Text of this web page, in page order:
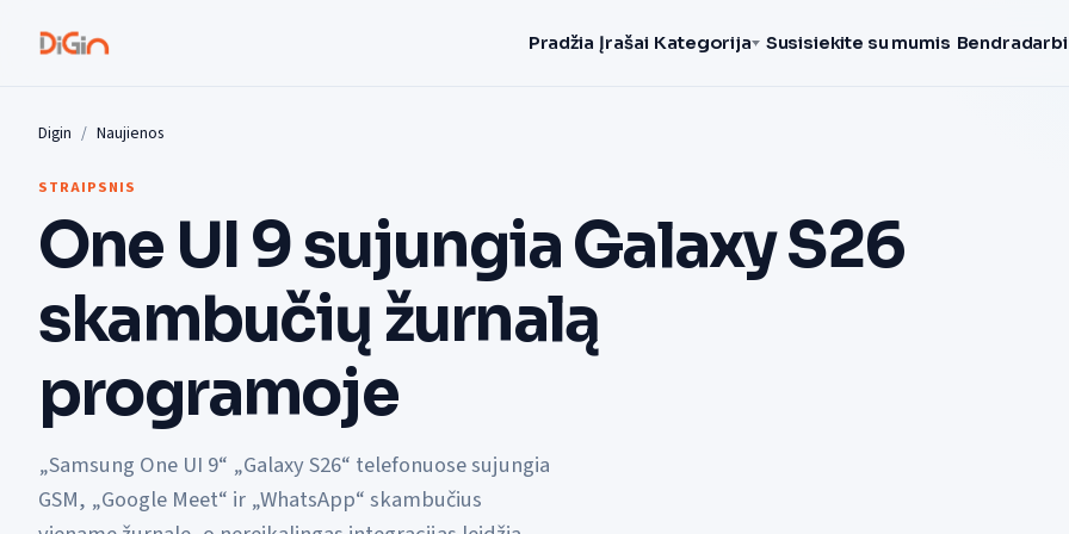
Pradžia Įrašai Kategorija Susisiekite su mumis
Digin Naujienos
STRAIPSNIS
One UI 9 sujungia Galaxy S26
skambučių žurnalą
programoje
„Samsung One UI 9“ „Galaxy S26“ telefonuose sujungia
GSM, „Google Meet“ ir „WhatsApp“ skambučius